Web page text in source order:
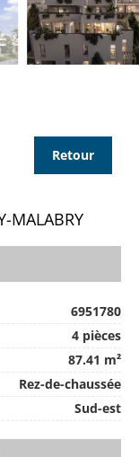
Retour
MALABRY
6951780
4 pièces
87.41 m²
Rez-de-chaussée
Sud-est